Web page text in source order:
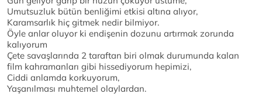
Umutsuzluk bütün benliğimi etkisi altına alıyor,
Karamsarlık hiç gitmek nedir bilmiyor.
Öyle anlar oluyor ki endişenin dozunu artırmak zorunda
kalıyorum
Çete savaşlarında 2 taraftan biri olmak durumunda kalan
film kahramanları gibi hissediyorum hepimizi,
Ciddi anlamda korkuyorum,
Yaşanılması muhtemel olaylardan.